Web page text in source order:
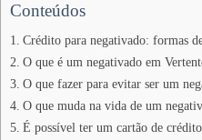
Conteúdos
Crédito para negativado: formas
O que é um negativado em
O que fazer para evitar ser um
O que muda na vida de um
É possível ter um cartão de